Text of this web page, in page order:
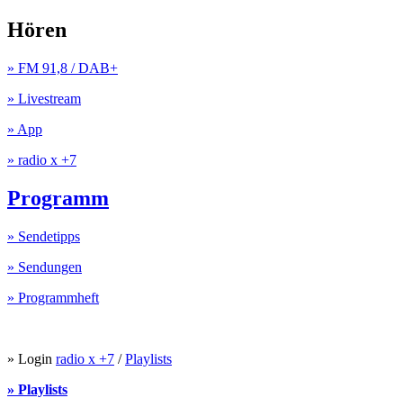
Hören
» FM 91,8 / DAB+
» Livestream
» App
» radio x +7
Programm
» Sendetipps
» Sendungen
» Programmheft
» Login radio x +7 /Playlists
» Playlists